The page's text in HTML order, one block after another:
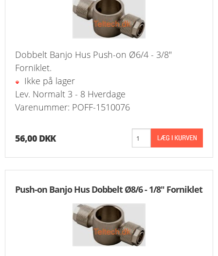
Dobbelt Banjo Hus Push-on Ø6/4 - 3/8"
Forniklet.
Ikke på lager
Lev. Normalt 3 - 8 Hverdage
Varenummer: POFF-1510076
56,00 DKK
Push-on Banjo Hus Dobbelt Ø8/6 - 1/8" Forniklet